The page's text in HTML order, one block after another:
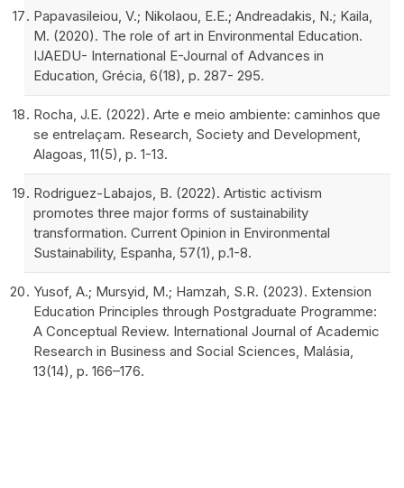
Papavasileiou, V.; Nikolaou, E.E.; Andreadakis, N.; Kaila,
M. (2020). The role of art in Environmental Education.
IJAEDU- International E-Journal of Advances in
Education, Grécia, 6(18), p. 287- 295.
Rocha, J.E. (2022). Arte e meio ambiente: caminhos que
se entrelaçam. Research, Society and Development,
Alagoas, 11(5), p. 1-13.
Rodriguez-Labajos, B. (2022). Artistic activism
promotes three major forms of sustainability
transformation. Current Opinion in Environmental
Sustainability, Espanha, 57(1), p.1-8.
Yusof, A.; Mursyid, M.; Hamzah, S.R. (2023). Extension
Education Principles through Postgraduate Programme:
A Conceptual Review. International Journal of Academic
Research in Business and Social Sciences, Malásia,
13(14), p. 166–176.